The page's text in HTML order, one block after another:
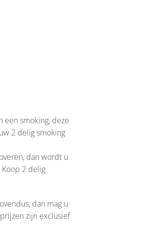
een smoking, deze
2 delig smoking
dan wordt u
2 delig
dan mag u
zijn exclusief